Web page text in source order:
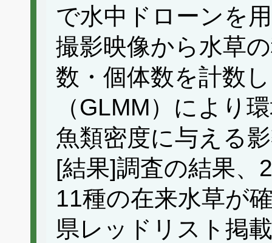
で水中ドローンを
撮影映像から水草
数・個体数を計数
（GLMM）により
魚類密度に与える
[結果]調査の結果、
11種の在来水草が
県レッドリスト掲